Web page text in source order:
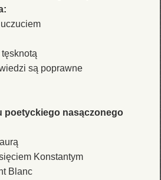
są poprawne
poetyckiego nasączonego
Konstantym
Blanc